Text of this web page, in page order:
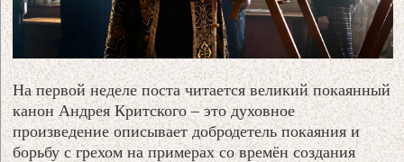
На первой неделе поста читается великий покаянный
канон Андрея Критского – это духовное
произведение описывает добродетель покаяния и
борьбу с грехом на примерах со времён создания